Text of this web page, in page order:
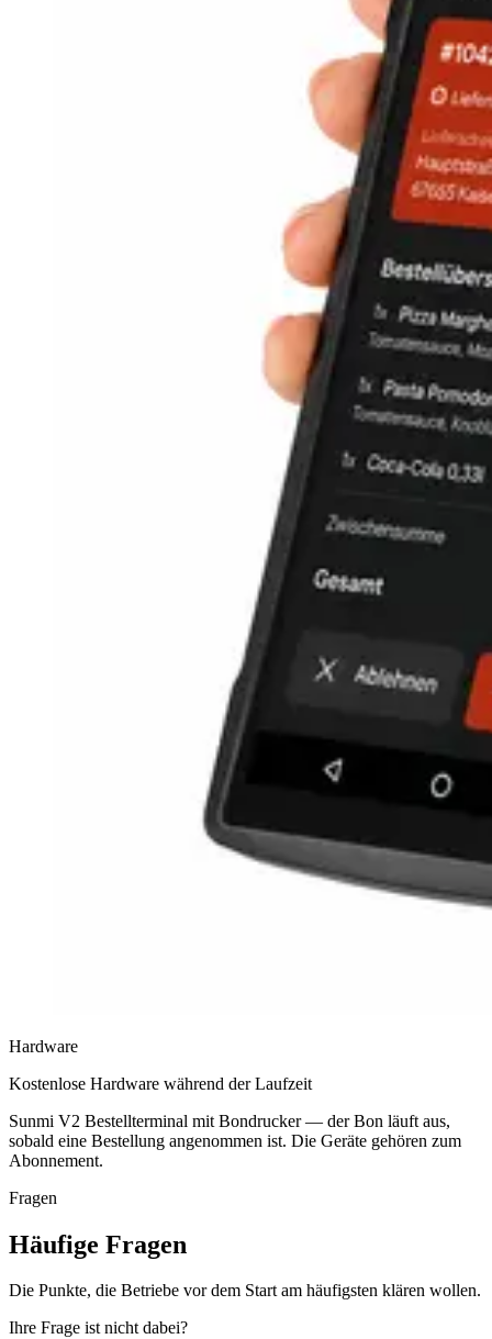
Hardware
Kostenlose Hardware während der Laufzeit
Sunmi V2 Bestellterminal mit Bondrucker — der Bon läuft aus,
sobald eine Bestellung angenommen ist. Die Geräte gehören zum
Abonnement.
Fragen
Häufige Fragen
Die Punkte, die Betriebe vor dem Start am häufigsten klären wollen.
Ihre Frage ist nicht dabei?